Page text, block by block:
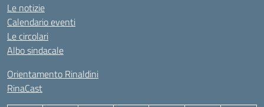
Le notizie
Calendario eventi
Le circolari
Albo sindacale
Orientamento Rinaldini
RinaCast